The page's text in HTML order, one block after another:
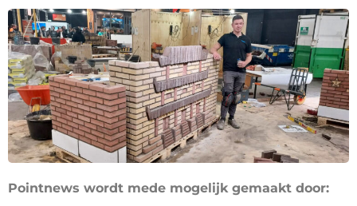
Pointnews wordt mede mogelijk gemaakt door: